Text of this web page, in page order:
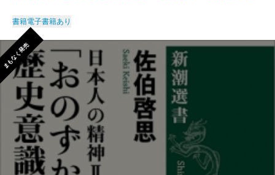
書籍電子書籍あり
まもなく発売